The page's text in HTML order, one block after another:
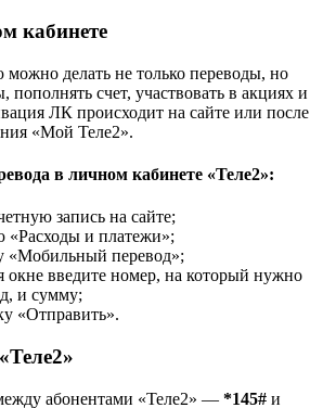
кабинете
делать не только переводы, но
пополнять счет, участвовать в акциях и
ЛК происходит на сайте или после
«Мой Теле2».
в личном кабинете «Теле2»:
запись на сайте;
«Расходы и платежи»;
«Мобильный перевод»;
окне введите номер, на который нужно
и сумму;
«Отправить».
абонентами «Теле2» — *145# и